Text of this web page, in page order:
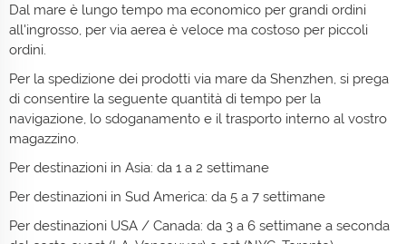
Dal mare è lungo tempo ma economico per grandi ordini
all'ingrosso, per via aerea è veloce ma costoso per piccoli
ordini.
Per la spedizione dei prodotti via mare da Shenzhen, si prega
di consentire la seguente quantità di tempo per la
navigazione, lo sdoganamento e il trasporto interno al vostro
magazzino.
Per destinazioni in Asia: da 1 a 2 settimane
Per destinazioni in Sud America: da 5 a 7 settimane
Per destinazioni USA / Canada: da 3 a 6 settimane a seconda